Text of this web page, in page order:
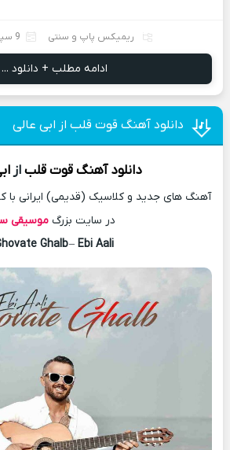
ریمیکس پاپ و سنتی 9 سپتامبر 2024
ادامه مطلب + دانلود ...
دانلود آهنگ قوت قلب از ابی عالی
دانلود آهنگقوت قلباز
آهنگ های جدید و کلاسیک (قدیمی) ایرانی با
در سایت بزرگ موسیقی
Ghalb– Ebi Aali